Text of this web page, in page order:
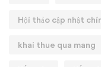
Hội thảo cập nhật
khai thue qua mang